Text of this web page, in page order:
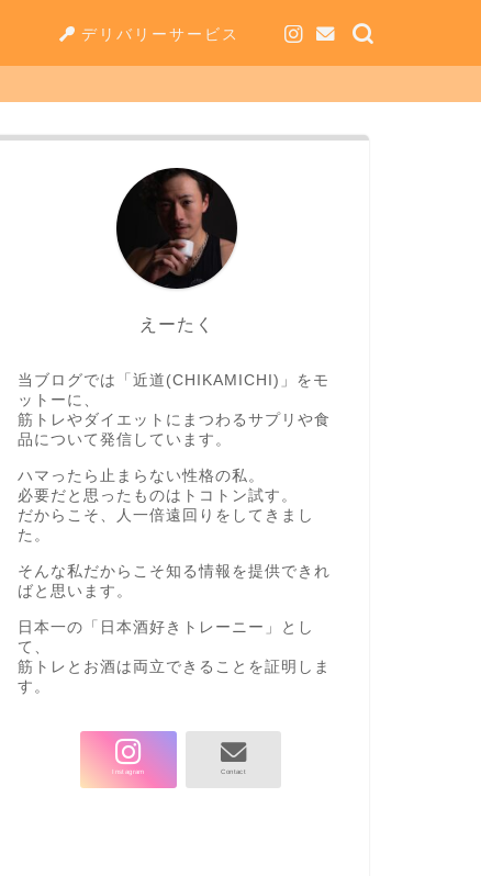
デリバリーサービス
えーたく
当ブログでは「近道(CHIKAMICHI)」をモ
ットーに、
筋トレやダイエットにまつわるサプリや食
品について発信しています。
ハマったら止まらない性格の私。
必要だと思ったものはトコトン試す。
だからこそ、人一倍遠回りをしてきまし
た。
そんな私だからこそ知る情報を提供できれ
ばと思います。
日本一の「日本酒好きトレーニー」とし
て、
筋トレとお酒は両立できることを証明しま
す。